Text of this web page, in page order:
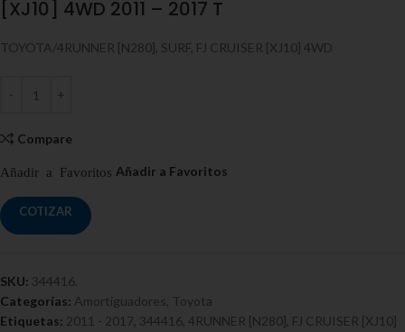
[XJ10] 4WD 2011 – 2017 T
TOYOTA/4RUNNER [N280], SURF, FJ CRUISER [XJ10] 4WD
Compare
COTIZAR
SKU: 344416.
Categorías: Amortiguadores Toyota
Etiquetas: 2011 - 2017 344416 4RUNNER [N280] FJ CRUISER [XJ10]